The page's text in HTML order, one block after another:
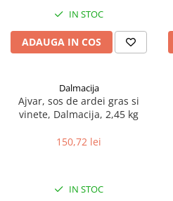
Spania / Cipru / Africa
Sare de mare din Oceanele Pacific
Sare de roca
Sare speciala
Specialitati din ulei
Prajitore paine
Gratare
IN STOC
ADAUGA IN COS
Dalmacija
Ajvar, sos de ardei gras si
vinete, Dalmacija, 2,45 kg
150,72 lei
IN STOC